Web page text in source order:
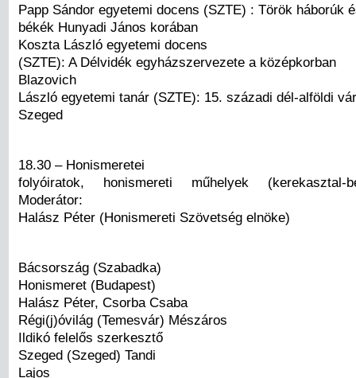
Papp Sándor egyetemi docens (SZTE) : Török háborúk
békék Hunyadi János korában
Koszta László egyetemi docens
(SZTE): A Délvidék egyházszervezete a középkorban
Blazovich
László egyetemi tanár (SZTE): 15. századi dél-alföldi
Szeged
18.30 – Honismeretei
folyóiratok, honismereti műhelyek (kerekasztal-
Moderátor:
Halász Péter (Honismereti Szövetség elnöke)
Bácsország (Szabadka)
Honismeret (Budapest)
Halász Péter, Csorba Csaba
Régi(j)óvilág (Temesvár) Mészáros
Ildikó felelős szerkesztő
Szeged (Szeged) Tandi
Lajos